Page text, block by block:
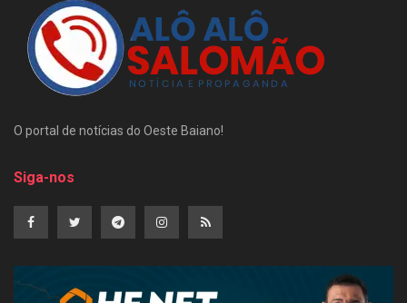
O portal de notícias do Oeste Baiano!
Siga-nos